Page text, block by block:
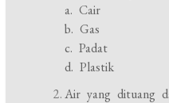
a. Cair
b. Gas
c. Padat
d. Plastik
Air yang dituang